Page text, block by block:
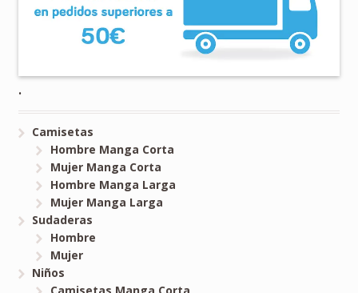
.
Camisetas
Hombre Manga Corta
Mujer Manga Corta
Hombre Manga Larga
Mujer Manga Larga
Sudaderas
Hombre
Mujer
Niños
Camisetas Manga Corta